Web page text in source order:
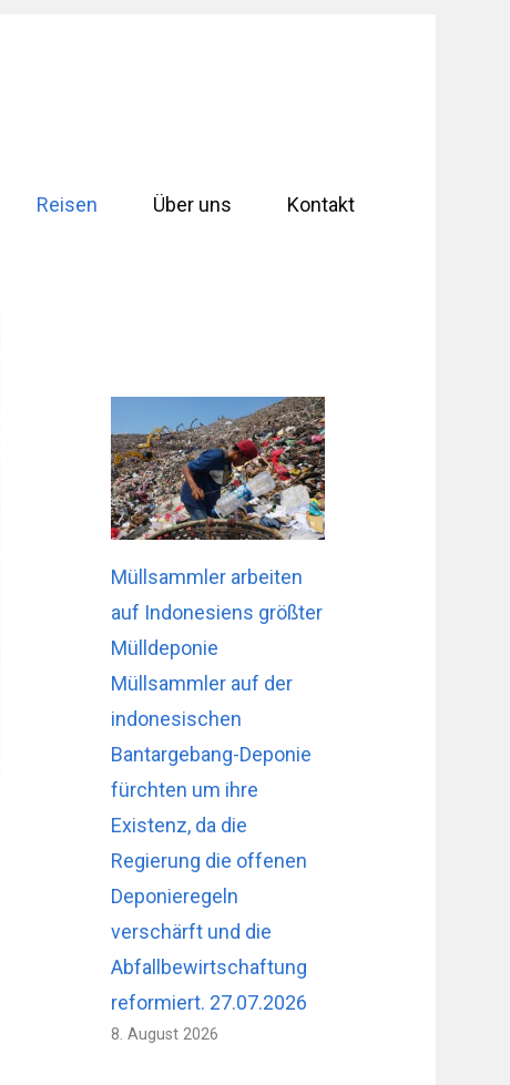
Reisen Über uns Kontakt
Müllsammler arbeiten
auf Indonesiens größter
Mülldeponie
Müllsammler auf der
indonesischen
Bantargebang-Deponie
fürchten um ihre
Existenz, da die
Regierung die offenen
Deponieregeln
verschärft und die
Abfallbewirtschaftung
reformiert. 27.07.2026
8. August 2026